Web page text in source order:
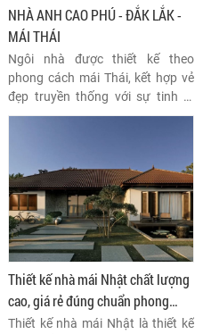
NHÀ ANH CAO PHÚ - ĐẮK LẮK -
MÁI THÁI
Ngôi nhà được thiết kế theo
phong cách mái Thái, kết hợp vẻ
đẹp truyền thống với sự tinh tê
hiện đại. Kiểu mái Thái nổi bật với
Thiết kế nhà mái Nhật chất lượng
cao, giá rẻ đúng chuẩn phong
cách Nhật
Thiết kế nhà mái Nhật là thiết kế